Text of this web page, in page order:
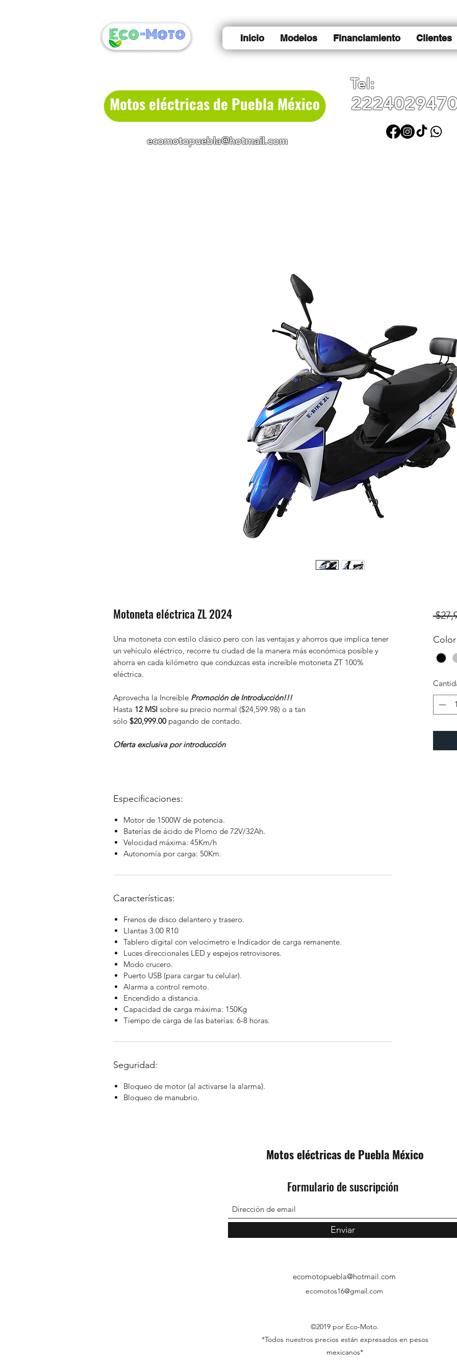
Inicio Modelos Financiamiento Clientes
Motos eléctricas de Puebla México
Tel:
ecomotopuebla@hotmail.com
Motoneta eléctrica ZL 2024
Una motoneta con estilo clásico pero con las ventajas y ahorros que implica tener
un vehículo eléctrico, recorre tu ciudad de la manera más económica posible y
ahorra en cada kilómetro que conduzcas esta increíble motoneta ZT 100%
eléctrica.
Aprovecha la Increíble Promoción de Introducción!!!
Hasta 12 MSI sobre su precio normal ($24,599.98) o a tan
sólo $20,999.00 pagando de contado.
Oferta exclusiva por introducción
Especificaciones:
Motor de 1500W de potencia.
Baterías de ácido de Plomo de 72V/32Ah.
Velocidad máxima: 45Km/h
Autonomía por carga: 50Km.
Características:
Frenos de disco delantero y trasero.
Llantas 3.00 R10
Tablero digital con velocímetro e Indicador de carga remanente.
Luces direccionales LED y espejos retrovisores.
Modo crucero.
Puerto USB (para cargar tu celular).
Alarma a control remoto.
Encendido a distancia.
Capacidad de carga máxima: 150Kg
Tiempo de carga de las baterías: 6-8 horas.
Seguridad:
Bloqueo de motor (al activarse la alarma).
Bloqueo de manubrio.
Color
Motos eléctricas de Puebla México
Formulario de suscripción
Enviar
ecomotopuebla@hotmail.com
ecomotos16@gmail.com
©2019 por Eco-Moto.
*Todos nuestros precios están expresados en pesos
mexicanos*